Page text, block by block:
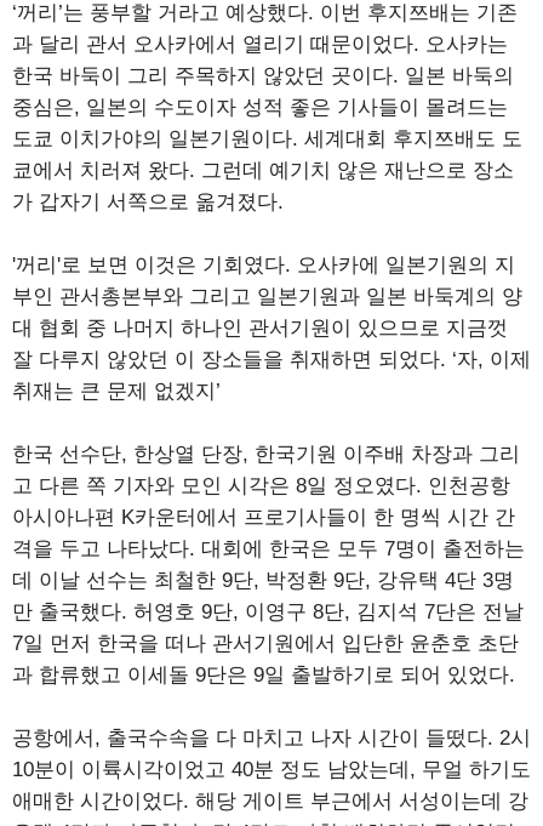
‘꺼리’는 풍부할 거라고 예상했다. 이번 후지쯔배는 기존
과 달리 관서 오사카에서 열리기 때문이었다. 오사카는
한국 바둑이 그리 주목하지 않았던 곳이다. 일본 바둑의
중심은, 일본의 수도이자 성적 좋은 기사들이 몰려드는
도쿄 이치가야의 일본기원이다. 세계대회 후지쯔배도 도
쿄에서 치러져 왔다. 그런데 예기치 않은 재난으로 장소
가 갑자기 서쪽으로 옮겨졌다.
'꺼리'로 보면 이것은 기회였다. 오사카에 일본기원의 지
부인 관서총본부와 그리고 일본기원과 일본 바둑계의 양
대 협회 중 나머지 하나인 관서기원이 있으므로 지금껏
잘 다루지 않았던 이 장소들을 취재하면 되었다. ‘자, 이제
취재는 큰 문제 없겠지’
한국 선수단, 한상열 단장, 한국기원 이주배 차장과 그리
고 다른 쪽 기자와 모인 시각은 8일 정오였다. 인천공항
아시아나편 K카운터에서 프로기사들이 한 명씩 시간 간
격을 두고 나타났다. 대회에 한국은 모두 7명이 출전하는
데 이날 선수는 최철한 9단, 박정환 9단, 강유택 4단 3명
만 출국했다. 허영호 9단, 이영구 8단, 김지석 7단은 전날
7일 먼저 한국을 떠나 관서기원에서 입단한 윤춘호 초단
과 합류했고 이세돌 9단은 9일 출발하기로 되어 있었다.
공항에서, 출국수속을 다 마치고 나자 시간이 들떴다. 2시
10분이 이륙시각이었고 40분 정도 남았는데, 무얼 하기도
애매한 시간이었다. 해당 게이트 부근에서 서성이는데 강